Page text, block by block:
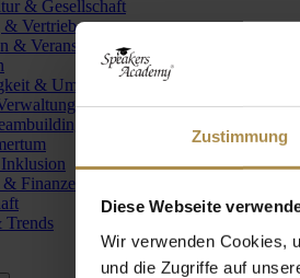
Zustimmung
Diese Webseite
Wir verwenden Cookies,
und die Zugriffe auf
& Gesellschaft
& Vertrieb
& Veranstaltungsleitung
& Umwelt
Finanzen